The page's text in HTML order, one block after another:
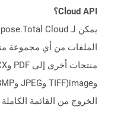
Cloud API؟
الملفات من أي مجموعة
الخروج من القائمة